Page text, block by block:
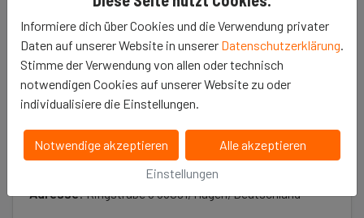
Informiere dich über Cookies und die Verwendung privater
Daten auf unserer Website in unserer Datenschutzerklärung.
Stimme der Verwendung von allen oder technisch
notwendigen Cookies auf unserer Website zu oder
individualisiere die Einstellungen.
Notwendige akzeptieren
Alle akzeptieren
Einstellungen
𝕏
Infos
Kategorie: Soziales
Endet am: 31. Dezember 2022
Adresse: Ringstraße 3 58091, Hagen, Deutschland